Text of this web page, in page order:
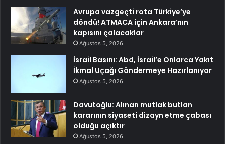
Avrupa vazgeçti rota Türkiye’ye
döndü! ATMACA için Ankara’nın
kapısını çalacaklar
Ağustos 5, 2026
İsrail Basını: Abd, İsrail’e Onlarca Yakıt
İkmal Uçağı Göndermeye Hazırlanıyor
Ağustos 5, 2026
Davutoğlu: Alınan mutlak butlan
kararının siyaseti dizayn etme çabası
olduğu açıktır
Ağustos 5, 2026